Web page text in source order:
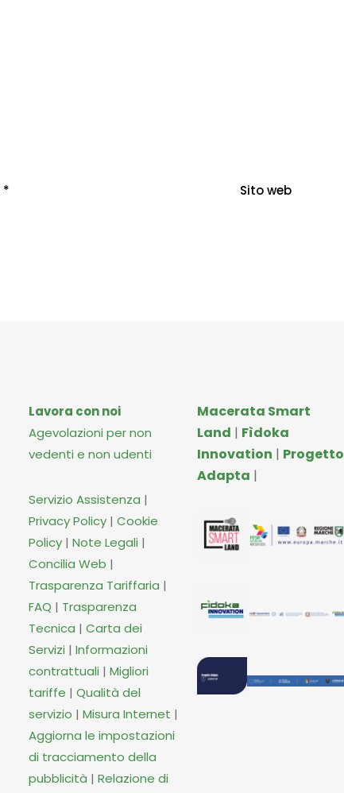
* Sito web
Lavora con noi
Agevolazioni per non
vedenti e non udenti
Servizio Assistenza |
Privacy Policy | Cookie
Policy | Note Legali |
Concilia Web |
Trasparenza Tariffaria |
FAQ | Trasparenza
Tecnica | Carta dei
Servizi | Informazioni
contrattuali | Migliori
tariffe | Qualità del
servizio | Misura Internet |
Aggiorna le impostazioni
di tracciamento della
pubblicità | Relazione di
Macerata Smart
Land | Fìdoka
Innovation | Progetto
Adapta |